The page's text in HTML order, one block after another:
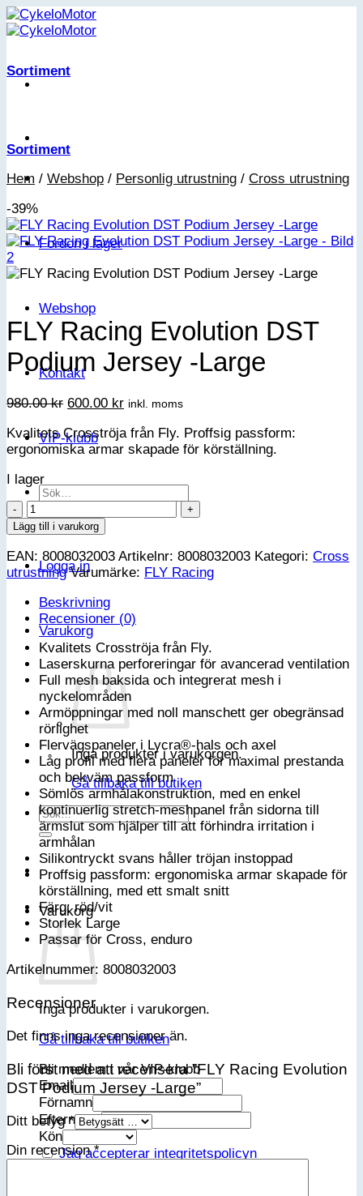
Skip
to
Fordon i lager
Webshop
Kontakt
VIP-klubb
Sök
Logga in
Varukorg
Inga produkter i varukorgen.
Gå tillbaka till butiken
Sök
efter:
Varukorg
Inga produkter i varukorgen.
Gå tillbaka till butiken
Bli medlem i vår VIP-klubb
Email
Förnamn
Efternamn
Kön
Jag accepterar integritetspolicyn
Sortiment
Sortiment
Hem / Webshop / Personlig utrustning / Cross utrustning
-39%
FLY Racing Evolution DST
Podium Jersey -Large
980.00kr Det
priset
var:
600.00 krDet
priset
är:
inkl. moms
Kvalitets Crosströja från Fly. Proffsig passform:
ergonomiska armar skapade för körställning.
I lager
FLY
Racing
DST
Podium
-
Large
mängd
Lägg till i varukorg
EAN: 8008032003 Artikelnr: 8008032003 Kategori: Cross
utrustning Varumärke: FLY Racing
Beskrivning
Recensioner (0)
Kvalitets Crosströja från Fly.
Laserskurna perforeringar för avancerad ventilation
Full mesh baksida och integrerat mesh i
nyckelområden
Armöppningar med noll manschett ger obegränsad
rörlighet
Flervägspaneler i Lycra®-hals och axel
Låg profil med flera paneler för maximal prestanda
och bekväm passform
Sömlös armhålakonstruktion, med en enkel
kontinuerlig stretch-meshpanel från sidorna till
ärmslut som hjälper till att förhindra irritation i
armhålan
Silikontryckt svans håller tröjan instoppad
Proffsig passform: ergonomiska armar skapade för
körställning, med ett smalt snitt
Färg: röd/vit
Storlek Large
Passar för Cross, enduro
Artikelnummer: 8008032003
Recensioner
Det finns inga recensioner än.
Bli först med att recensera ”FLY Racing Evolution
DST Podium Jersey -Large”
Ditt betyg*
Din recension*